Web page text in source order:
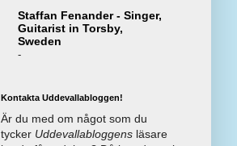
Staffan Fenander - Singer,
Guitarist in Torsby,
Sweden
-
Kontakta Uddevallabloggen!
Är du med om något som du
tycker Uddevallabloggens läsare